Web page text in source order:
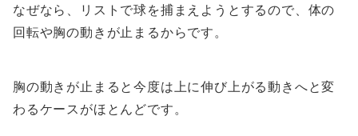
なぜなら、リストで球を捕まえようとするので、体の
回転や胸の動きが止まるからです。
胸の動きが止まると今度は上に伸び上がる動きへと変
わるケースがほとんどです。